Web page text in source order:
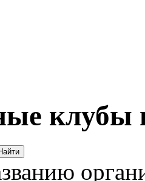
клубы